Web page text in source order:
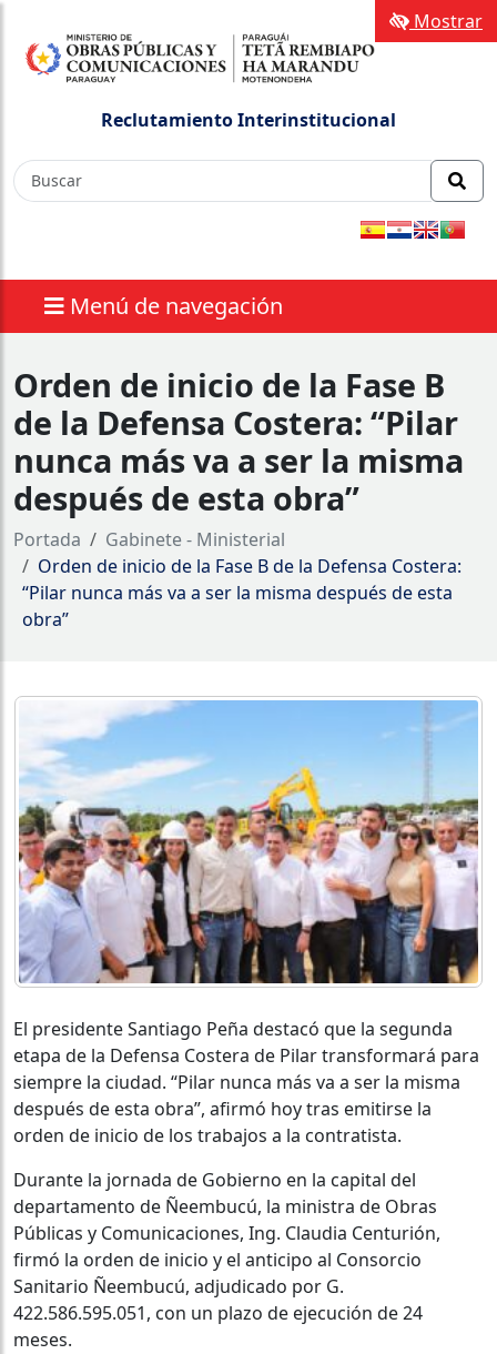
Reclutamiento Interinstitucional
Menú de navegación
Mostrar
Orden de inicio de la Fase B
de la Defensa Costera: “Pilar
nunca más va a ser la misma
después de esta obra”
Portada
Gabinete - Ministerial
Orden de inicio de la Fase B de la Defensa Costera:
“Pilar nunca más va a ser la misma después de esta
obra”
El presidente Santiago Peña destacó que la segunda
etapa de la Defensa Costera de Pilar transformará para
siempre la ciudad. “Pilar nunca más va a ser la misma
después de esta obra”, afirmó hoy tras emitirse la
orden de inicio de los trabajos a la contratista.
Durante la jornada de Gobierno en la capital del
departamento de Ñeembucú, la ministra de Obras
Públicas y Comunicaciones, Ing. Claudia Centurión,
firmó la orden de inicio y el anticipo al Consorcio
Sanitario Ñeembucú, adjudicado por G.
422.586.595.051, con un plazo de ejecución de 24
meses.